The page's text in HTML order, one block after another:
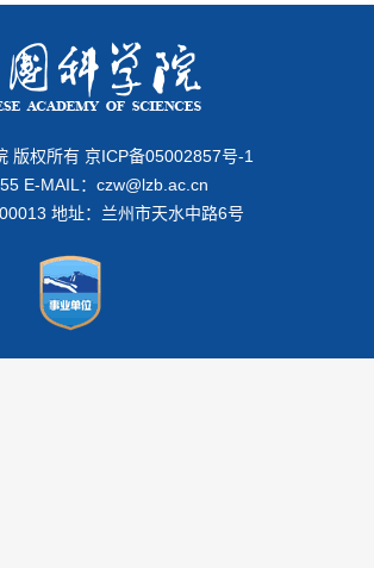
版权所有 京ICP备05002857号-1
E-MAIL： czw@lzb.ac.cn
地址：兰州市天水中路6号